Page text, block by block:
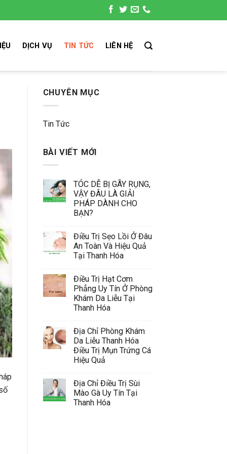
DỊCH VỤ TIN TỨC LIÊN HỆ
CHUYÊN MỤC
Tin Tức
BÀI VIẾT MỚI
TÓC DỄ BỊ GÃY RỤNG,
VẬY ĐÂU LÀ GIẢI
PHÁP DÀNH CHO
BẠN?
Điều Trị Sẹo Lồi Ở Đâu
An Toàn Và Hiệu Quả
Tại Thanh Hóa
Điều Trị Hạt Cơm
Phẳng Uy Tín Ở Phòng
Khám Da Liễu Tại
Thanh Hóa
Địa Chỉ Phòng Khám
Da Liễu Thanh Hóa
Điều Trị Mụn Trứng Cá
Hiệu Quả
Địa Chỉ Điều Trị Sùi
Mào Gà Uy Tín Tại
Thanh Hóa